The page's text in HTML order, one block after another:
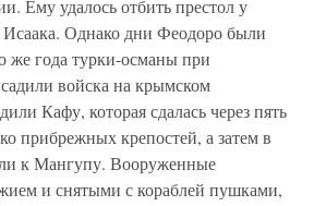
Ему удалось отбить престол у
Исаака. Однако дни Феодоро были
же года турки-османы при
войска на крымском
Кафу, которая сдалась через пять
прибрежных крепостей, а затем в
к Мангупу. Вооруженные
и снятыми с кораблей пушками,